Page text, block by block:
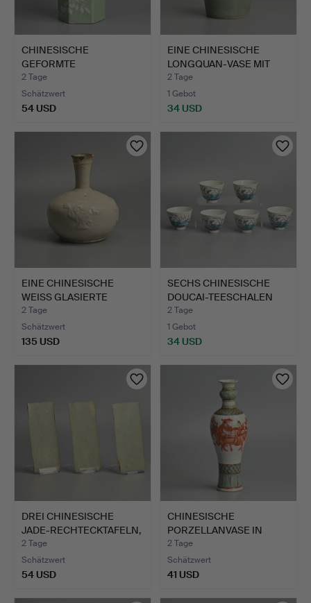
CHINESISCHE
GEFORMTE
HEXAGONALE
PORZELLANV…
2 Tage
Schätzwert
54 USD
EINE CHINESISCHE
LONGQUAN-VASE MIT
CELADON…
2 Tage
1 Gebot
34 USD
EINE CHINESISCHE
WEISS GLASIERTE
FLASCHENV…
2 Tage
Schätzwert
135 USD
SECHS CHINESISCHE
DOUCAI-TEESCHALEN
AUS PO…
2 Tage
1 Gebot
34 USD
DREI CHINESISCHE
JADE-RECHTECKTAFELN,
MIT …
2 Tage
Schätzwert
54 USD
CHINESISCHE
PORZELLANVASE IN
EISENROT UND …
2 Tage
Schätzwert
41 USD